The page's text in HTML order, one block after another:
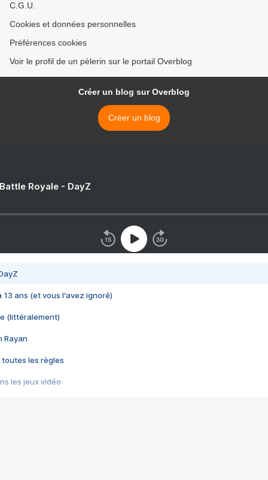
C.G.U.
Cookies et données personnelles
Préférences cookies
Voir le profil de un pèlerin sur le portail Overblog
Créer un blog sur Overblog
Créer un blog
Royale - DayZ
13 ans (et vous l'avez ignoré)
(littéralement)
Rayan
toutes les règles
les jeux vidéo